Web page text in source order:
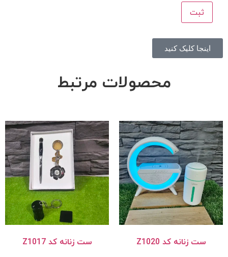
اینجا کلیک کنید
محصولات مرتبط
ست زنانه کد Z1020
ست زنانه کد Z1017